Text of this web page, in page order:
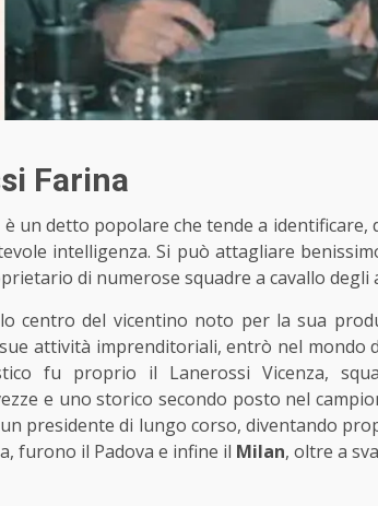
Farina
è un detto popolare che tende a
intelligenza. Si può attagliare
di numerose squadre a cavallo degli
centro del vicentino noto per la sua
attività imprenditoriali, entrò nel mondo
fu proprio il Lanerossi Vicenza,
e uno storico secondo posto nel
presidente di lungo corso, diventando
furono il Padova e infine il Milan, oltre a